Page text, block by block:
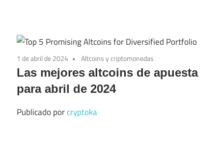
1 de abril de 2024 Altcoins y criptomonedas
Las mejores altcoins de apuesta
para abril de 2024
Publicado porcryptoka